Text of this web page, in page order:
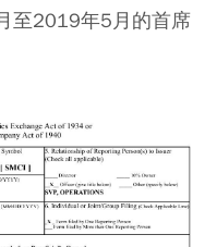
至2019年5月的首席